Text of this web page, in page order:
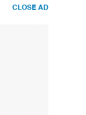
CLOSE AD